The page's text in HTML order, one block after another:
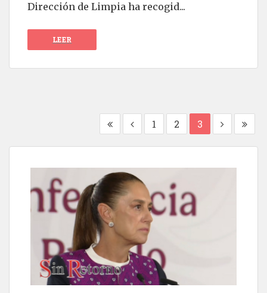
Dirección de Limpia ha recogid...
LEER
1 2 3